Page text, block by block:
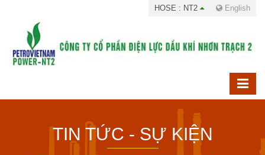
HOSE : NT2 English
TIN TỨC - SỰ KIỆN